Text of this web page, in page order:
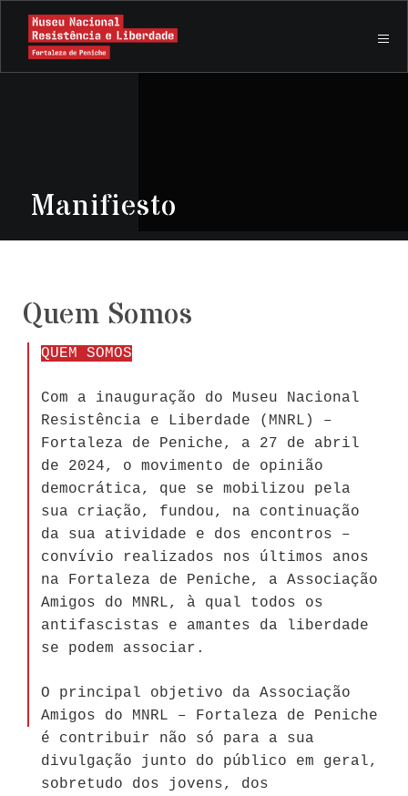
Manifiesto
Quem Somos
QUEM SOMOS
Com a inauguração do Museu Nacional
Resistência e Liberdade (MNRL) –
Fortaleza de Peniche, a 27 de abril
de 2024, o movimento de opinião
democrática, que se mobilizou pela
sua criação, fundou, na continuação
da sua atividade e dos encontros –
convívio realizados nos últimos anos
na Fortaleza de Peniche, a Associação
Amigos do MNRL, à qual todos os
antifascistas e amantes da liberdade
se podem associar.
O principal objetivo da Associação
Amigos do MNRL – Fortaleza de Peniche
é contribuir não só para a sua
divulgação junto do público em geral,
sobretudo dos jovens, dos